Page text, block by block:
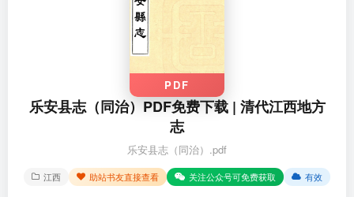
PDF
乐安县志（同治）PDF免费下载 | 清代江西地方
志
乐安县志（同治）.pdf
江西 助站书友直接查看 关注公众号可免费获取 有效